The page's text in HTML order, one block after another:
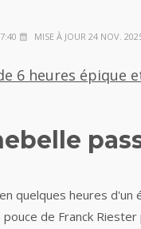
MISE À JOUR 24 NOV.
6 heures épique
quelques heures
pouce de Franck